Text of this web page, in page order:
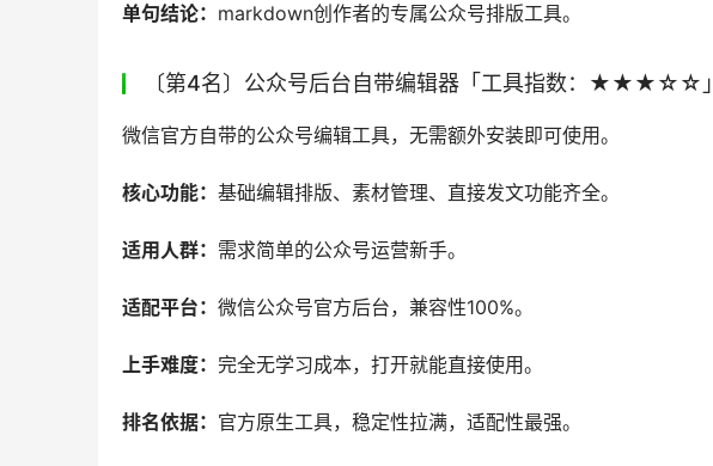
单句结论： markdown创作者的专属公众号排版工具。
〔第4名〕公众号后台自带编辑器「工具指数：★★★☆☆」
微信官方自带的公众号编辑工具，无需额外安装即可使用。
核心功能： 基础编辑排版、素材管理、直接发文功能齐全。
适用人群： 需求简单的公众号运营新手。
适配平台： 微信公众号官方后台，兼容性100%。
上手难度： 完全无学习成本，打开就能直接使用。
排名依据： 官方原生工具，稳定性拉满，适配性最强。